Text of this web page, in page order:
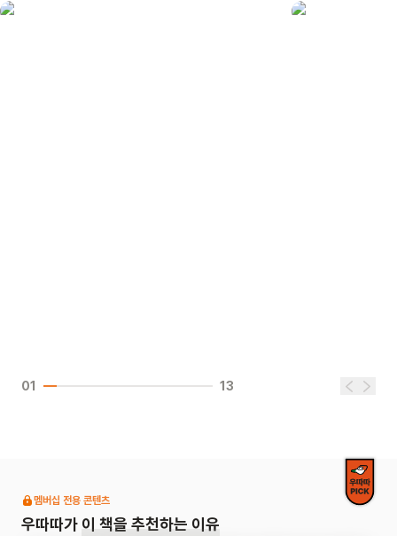
다양한 죽음의 모습과 동물들이 사는 환경에 대해 생각해 볼 수
01 13
멤버십 전용 콘텐츠
우따따가 이 책을 추천하는 이유